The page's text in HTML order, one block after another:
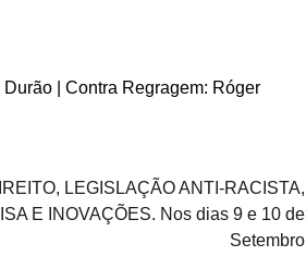
| Contra Regragem: Róger
LEGISLAÇÃO ANTI-RACISTA,
E INOVAÇÕES. Nos dias 9 e 10 de
Setembro